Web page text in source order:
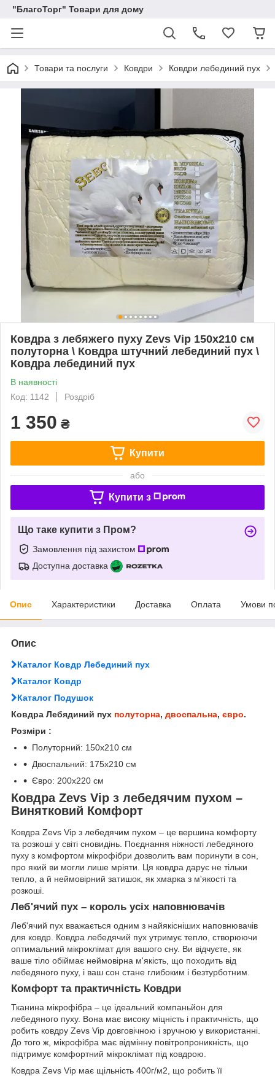
"БлагоТорг" Товари для дому
Товари та послуги Ковдри Ковдри лебединий пух
Ковдра з лебяжего пуху Zevs Vip 150х210 см
полуторна \ Ковдра штучний лебединий пух \
Ковдра лебединий пух
В наявності
Код: 1142
Роздріб
1 350 ₴
Купити
або
Купити з
Що таке купити з Пром?
Замовлення під захистом
Доступна доставка
Опис Характеристики Доставка Оплата Умови
Опис
Каталог Ковдр Лебединий пух
Каталог Ковдр
Каталог Подушок
Ковдра Лебядиний пух полуторна, двоспальна, євро.
Розміри :
Полуторний: 150х210 см
Двоспальний: 175х210 см
Євро: 200х220 см
Ковдра Zevs Vip з лебедячим пухом –
Винятковий Комфорт
Ковдра Zevs Vip з лебедячим пухом – це вершина комфорту
та розкоші у світі сновидінь. Поєднання ніжності лебедяного
пуху з комфортом мікрофібри дозволить вам поринути в сон,
про який ви могли лише мріяти. Ця ковдра дарує не тільки
тепло, а й неймовірний затишок, як хмарка з м'якості та
розкоші.
Леб'ячий пух – король усіх наповнювачів
Леб'ячий пух вважається одним з найякісніших наповнювачів
для ковдр. Ковдра лебедячий пух утримує тепло, створюючи
оптимальний мікроклімат для вашого сну. Ви відчуєте, як
ваше тіло обіймає неймовірна м'якість, що походить від
лебедяного пуху, і ваш сон стане глибоким і безтурботним.
Комфорт та практичність Ковдри
Тканина мікрофібра – це ідеальний компаньйон для
лебедяного пуху. Вона має високу міцність і практичність, що
робить ковдру Zevs Vip довговічною і зручною у використанні.
До того ж, мікрофібра має відмінну повітропроникність, що
підтримує комфортний мікроклімат під ковдрою.
Ковдра Zevs Vip має щільність 400г/м2, що робить її